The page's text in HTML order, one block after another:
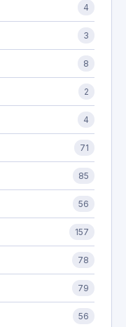
4
3
8
2
4
71
85
56
157
78
79
56